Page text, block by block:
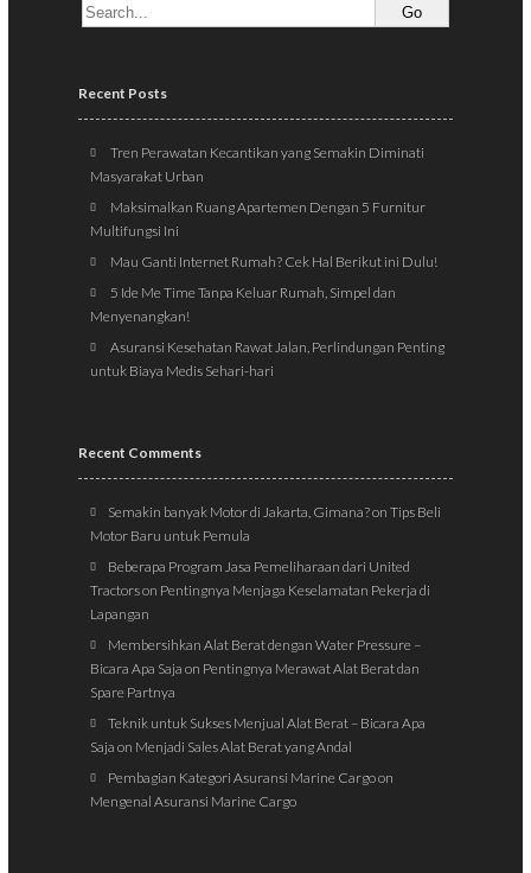
Recent Posts
Tren Perawatan Kecantikan yang Semakin Diminati
Masyarakat Urban
Maksimalkan Ruang Apartemen Dengan 5 Furnitur
Multifungsi Ini
Mau Ganti Internet Rumah? Cek Hal Berikut ini Dulu!
5 Ide Me Time Tanpa Keluar Rumah, Simpel dan
Menyenangkan!
Asuransi Kesehatan Rawat Jalan, Perlindungan Penting
untuk Biaya Medis Sehari-hari
Recent Comments
Semakin banyak Motor di Jakarta, Gimana?onTips Beli
Motor Baru untuk Pemula
Beberapa Program Jasa Pemeliharaan dari United
Tractorson Pentingnya Menjaga Keselamatan Pekerja di
Lapangan
Membersihkan Alat Berat dengan Water Pressure –
Bicara Apa Saja on Pentingnya Merawat Alat Berat dan
Spare Partnya
Teknik untuk Sukses Menjual Alat Berat – Bicara Apa
Saja on Menjadi Sales Alat Berat yang Andal
Pembagian Kategori Asuransi Marine Cargoon
Mengenal Asuransi Marine Cargo